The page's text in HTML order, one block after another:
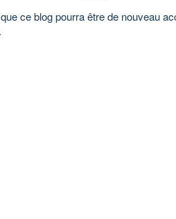
ce blog pourra être de nouveau